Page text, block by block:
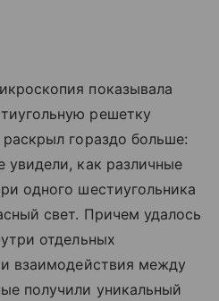
показывала
решетку
гораздо больше:
увидели, как различные
одного шестиугольника
свет. Причем удалось
отдельных
взаимодействия между
получили уникальный